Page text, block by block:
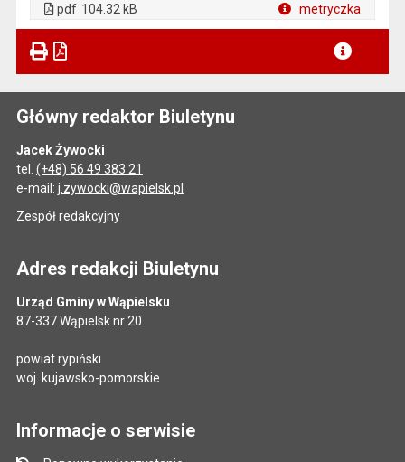
pdf 104.32 kB metryczka
Główny redaktor Biuletynu
Jacek Żywocki
tel. (+48) 56 49 383 21
e-mail: j.zywocki@wapielsk.pl
Zespół redakcyjny
Adres redakcji Biuletynu
Urząd Gminy w Wąpielsku
87-337 Wąpielsk nr 20
powiat rypiński
woj. kujawsko-pomorskie
Informacje o serwisie